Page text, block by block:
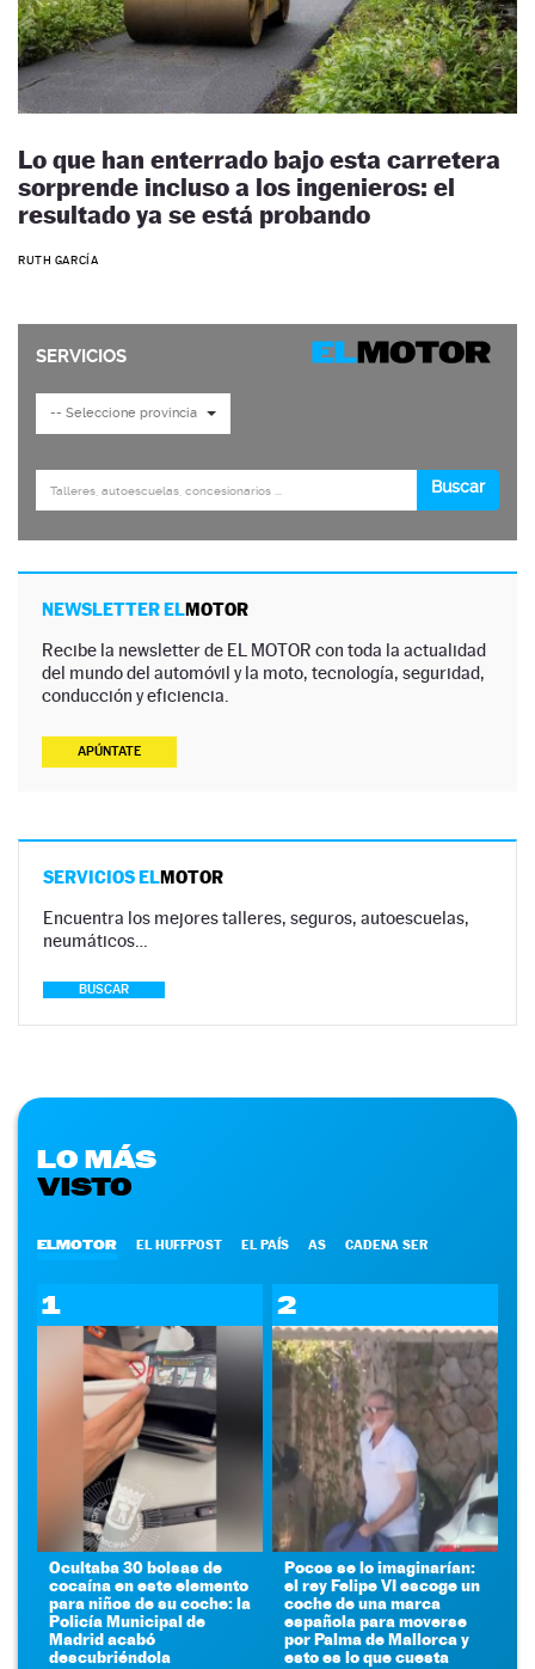
Lo que han enterrado bajo esta carretera
sorprende incluso a los ingenieros: el
resultado ya se está probando
RUTH GARCÍA
NEWSLETTER ELMOTOR
Recibe la newsletter de EL MOTOR con toda la actualidad
del mundo del automóvil y la moto, tecnología, seguridad,
conducción y eficiencia.
APÚNTATE
SERVICIOS ELMOTOR
Encuentra los mejores talleres, seguros, autoescuelas,
neumáticos…
BUSCAR
LO MÁS
VISTO
ELMOTOR EL HUFFPOST EL PAÍS AS CADENA SER
1
Ocultaba 30 bolsas de
cocaína en este elemento
para niños de su coche: la
Policía Municipal de
Madrid acabó
descubriéndola
2
Pocos se lo imaginarían:
el rey Felipe VI escoge un
coche de una marca
española para moverse
por Palma de Mallorca y
esto es lo que cuesta